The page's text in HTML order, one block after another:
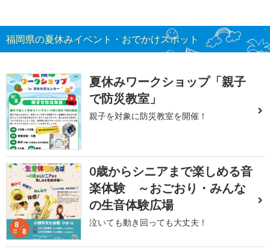
福岡県の夏休みイベント・おでかけスポット
夏休みワークショップ「親子
で防災教室」
親子を対象に防災教室を開催！
0歳からシニアまで楽しめる音
楽体験 ～おごおり・みんな
の生音体験広場
泣いても動き回っても大丈夫！